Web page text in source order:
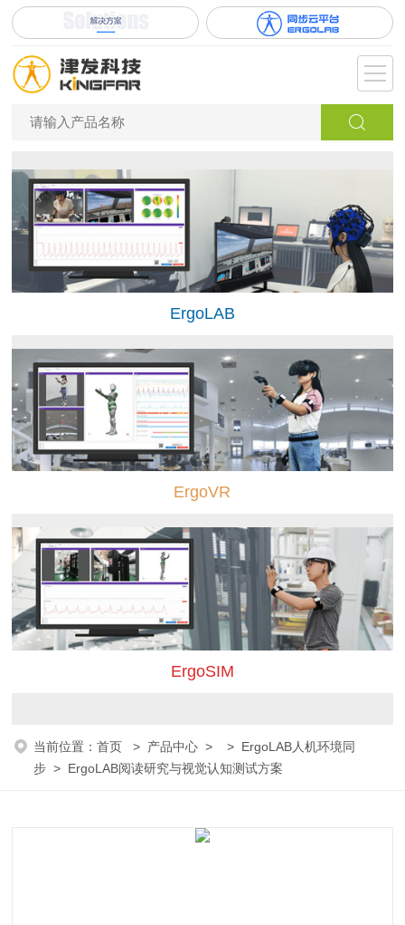
ErgoLAB
ErgoVR
ErgoSIM
当前位置：首页 > 产品中心 > > ErgoLAB人机环境同
步 > ErgoLAB阅读研究与视觉认知测试方案